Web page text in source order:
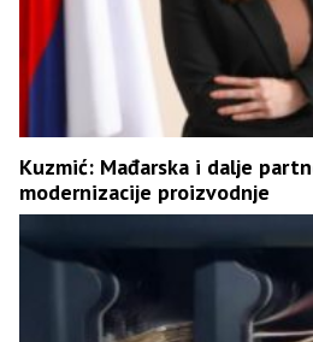
Kuzmić: Mađarska i dalje
modernizacije proizvodnje